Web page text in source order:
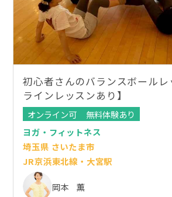
初心者さんのバランスボール
ラインレッスンあり】
オンライン可
無料体験あり
ヨガ・フィットネス
埼玉県 さいたま市
JR京浜東北線・大宮駅
岡本 薫